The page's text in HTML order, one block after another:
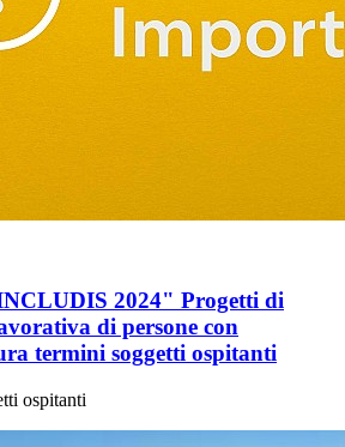
2024" Progetti di
di persone con
termini soggetti ospitanti
ospitanti